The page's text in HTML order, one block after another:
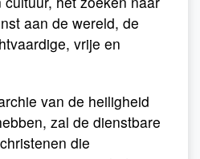
aan de wereld, de
vrije en
van de heiligheid
zal de dienstbare
die